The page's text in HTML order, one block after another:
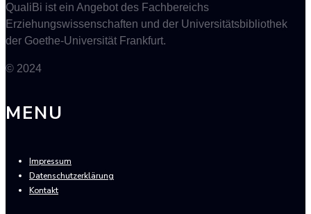
QualiBi ist ein Angebot des Fachbereichs
Erziehungswissenschaften und der Universitätsbibliothek
der Goethe-Universität Frankfurt.
© 2024
MENU
Impressum
Datenschutzerklärung
Kontakt